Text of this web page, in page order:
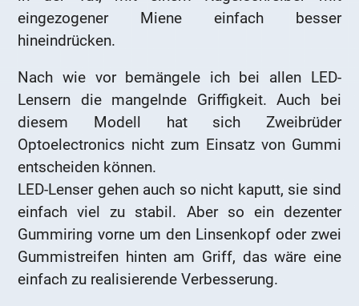
eingezogener Miene einfach besser
hineindrücken.
Nach wie vor bemängele ich bei allen LED-
Lensern die mangelnde Griffigkeit. Auch bei
diesem Modell hat sich Zweibrüder
Optoelectronics nicht zum Einsatz von Gummi
entscheiden können.
LED-Lenser gehen auch so nicht kaputt, sie sind
einfach viel zu stabil. Aber so ein dezenter
Gummiring vorne um den Linsenkopf oder zwei
Gummistreifen hinten am Griff, das wäre eine
einfach zu realisierende Verbesserung.